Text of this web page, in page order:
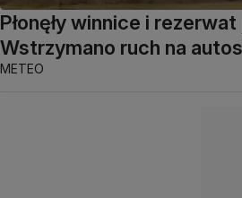
Płonęły winnice i
Wstrzymano ruch na
METEO